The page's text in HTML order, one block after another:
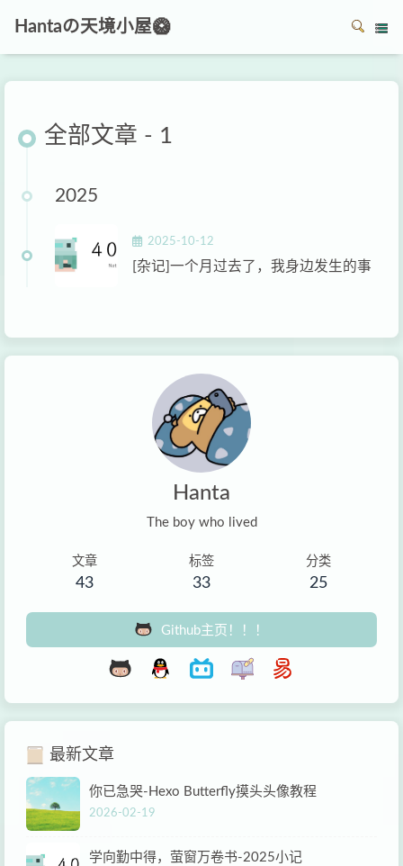
Hantaの天境小屋🥝
全部文章 - 1
2025
2025-10-12
[杂记]一个月过去了，我身边发生的事
Hanta
The boy who lived
文章
43
标签
33
分类
25
Github主页！！！
最新文章
你已急哭-Hexo Butterfly摸头头像教程
2026-02-19
学向勤中得，萤窗万卷书-2025小记